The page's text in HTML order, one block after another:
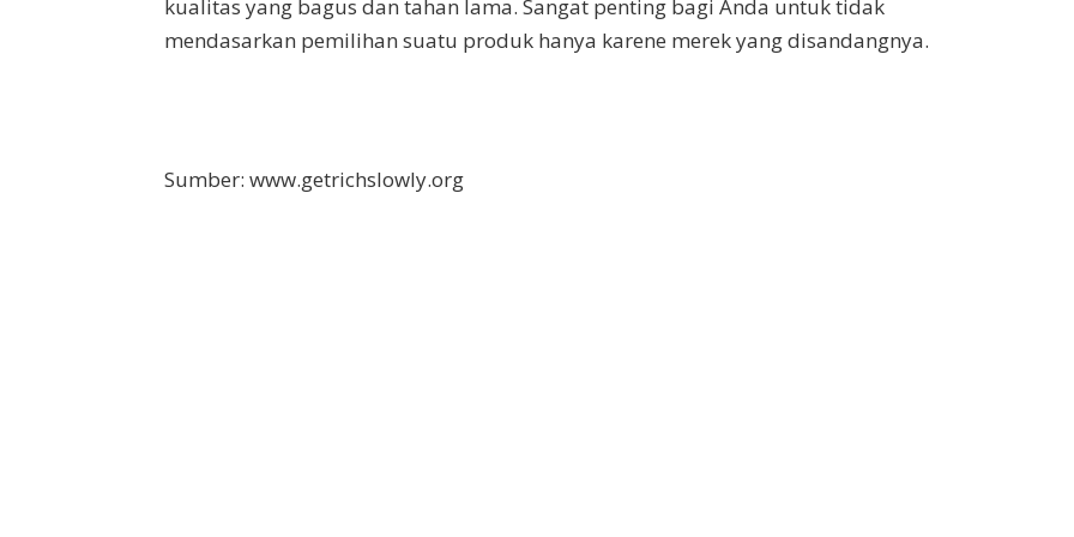
kualitas yang bagus dan tahan lama. Sangat penting bagi Anda untuk tidak
mendasarkan pemilihan suatu produk hanya karene merek yang disandangnya.
Sumber: www.getrichslowly.org